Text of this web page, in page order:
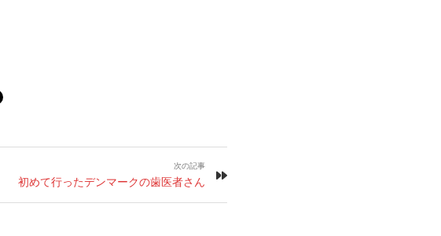
次の記事
初めて行ったデンマークの歯医者さん